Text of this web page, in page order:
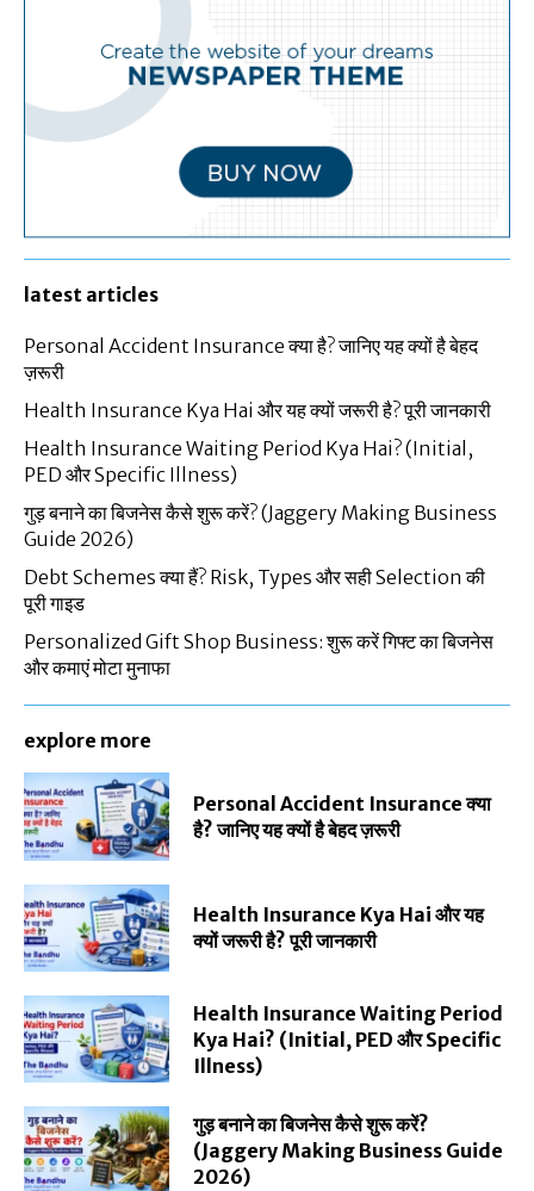
latest articles
Personal Accident Insurance क्या है? जानिए यह क्यों है बेहद
ज़रूरी
Health Insurance Kya Hai और यह क्यों जरूरी है? पूरी जानकारी
Health Insurance Waiting Period Kya Hai? (Initial,
PED और Specific Illness)
गुड़ बनाने का बिजनेस कैसे शुरू करें? (Jaggery Making Business
Guide 2026)
Debt Schemes क्या हैं? Risk, Types और सही Selection की
पूरी गाइड
Personalized Gift Shop Business: शुरू करें गिफ्ट का बिजनेस
और कमाएं मोटा मुनाफा
explore more
Personal Accident Insurance क्या
है? जानिए यह क्यों है बेहद ज़रूरी
Health Insurance Kya Hai और यह
क्यों जरूरी है? पूरी जानकारी
Health Insurance Waiting Period
Kya Hai? (Initial, PED और Specific
Illness)
गुड़ बनाने का बिजनेस कैसे शुरू करें?
(Jaggery Making Business Guide
2026)